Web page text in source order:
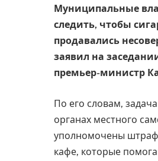
Муниципальные
следить, чтобы
продавались
заявил на
премьер-министр
По его словам,
органах местного
уполномочены
кафе, которые